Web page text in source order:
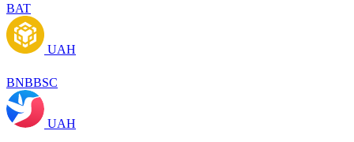
BAT
UAH
BNBBSC
UAH